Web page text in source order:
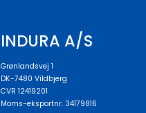
INDURA A/S
Grønlandsvej 1
DK-7480 Vildbjerg
CVR 12419201
Moms-eksportnr. 34179816